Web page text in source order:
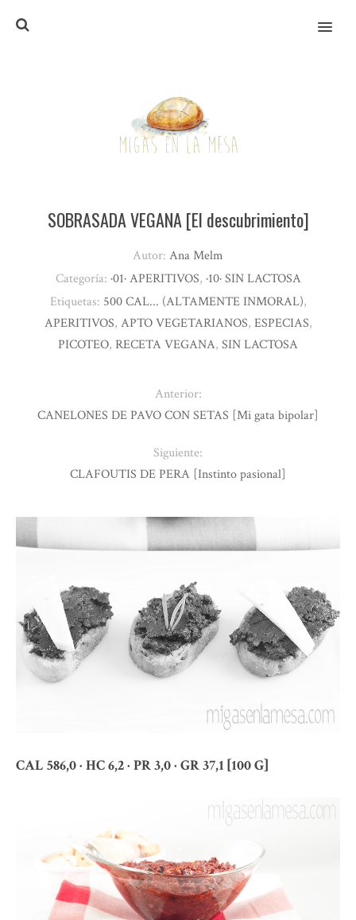
MENU
CAL 586,0 · HC 6,2 · PR 3,0 · GR 37,1 [100 G]
SOBRASADA VEGANA [El descubrimiento]
Autor: Ana Melm
Categoría: ·01· APERITIVOS, ·10· SIN LACTOSA
Etiquetas: 500 CAL... (ALTAMENTE INMORAL),
APERITIVOS, APTO VEGETARIANOS, ESPECIAS,
PICOTEO, RECETA VEGANA, SIN LACTOSA
Anterior:
CANELONES DE PAVO CON SETAS [Mi gata bipolar]
Siguiente:
CLAFOUTIS DE PERA [Instinto pasional]